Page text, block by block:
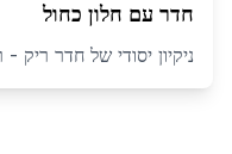
חדר עם חלון כחול
ניקיון יסודי של חדר ריק